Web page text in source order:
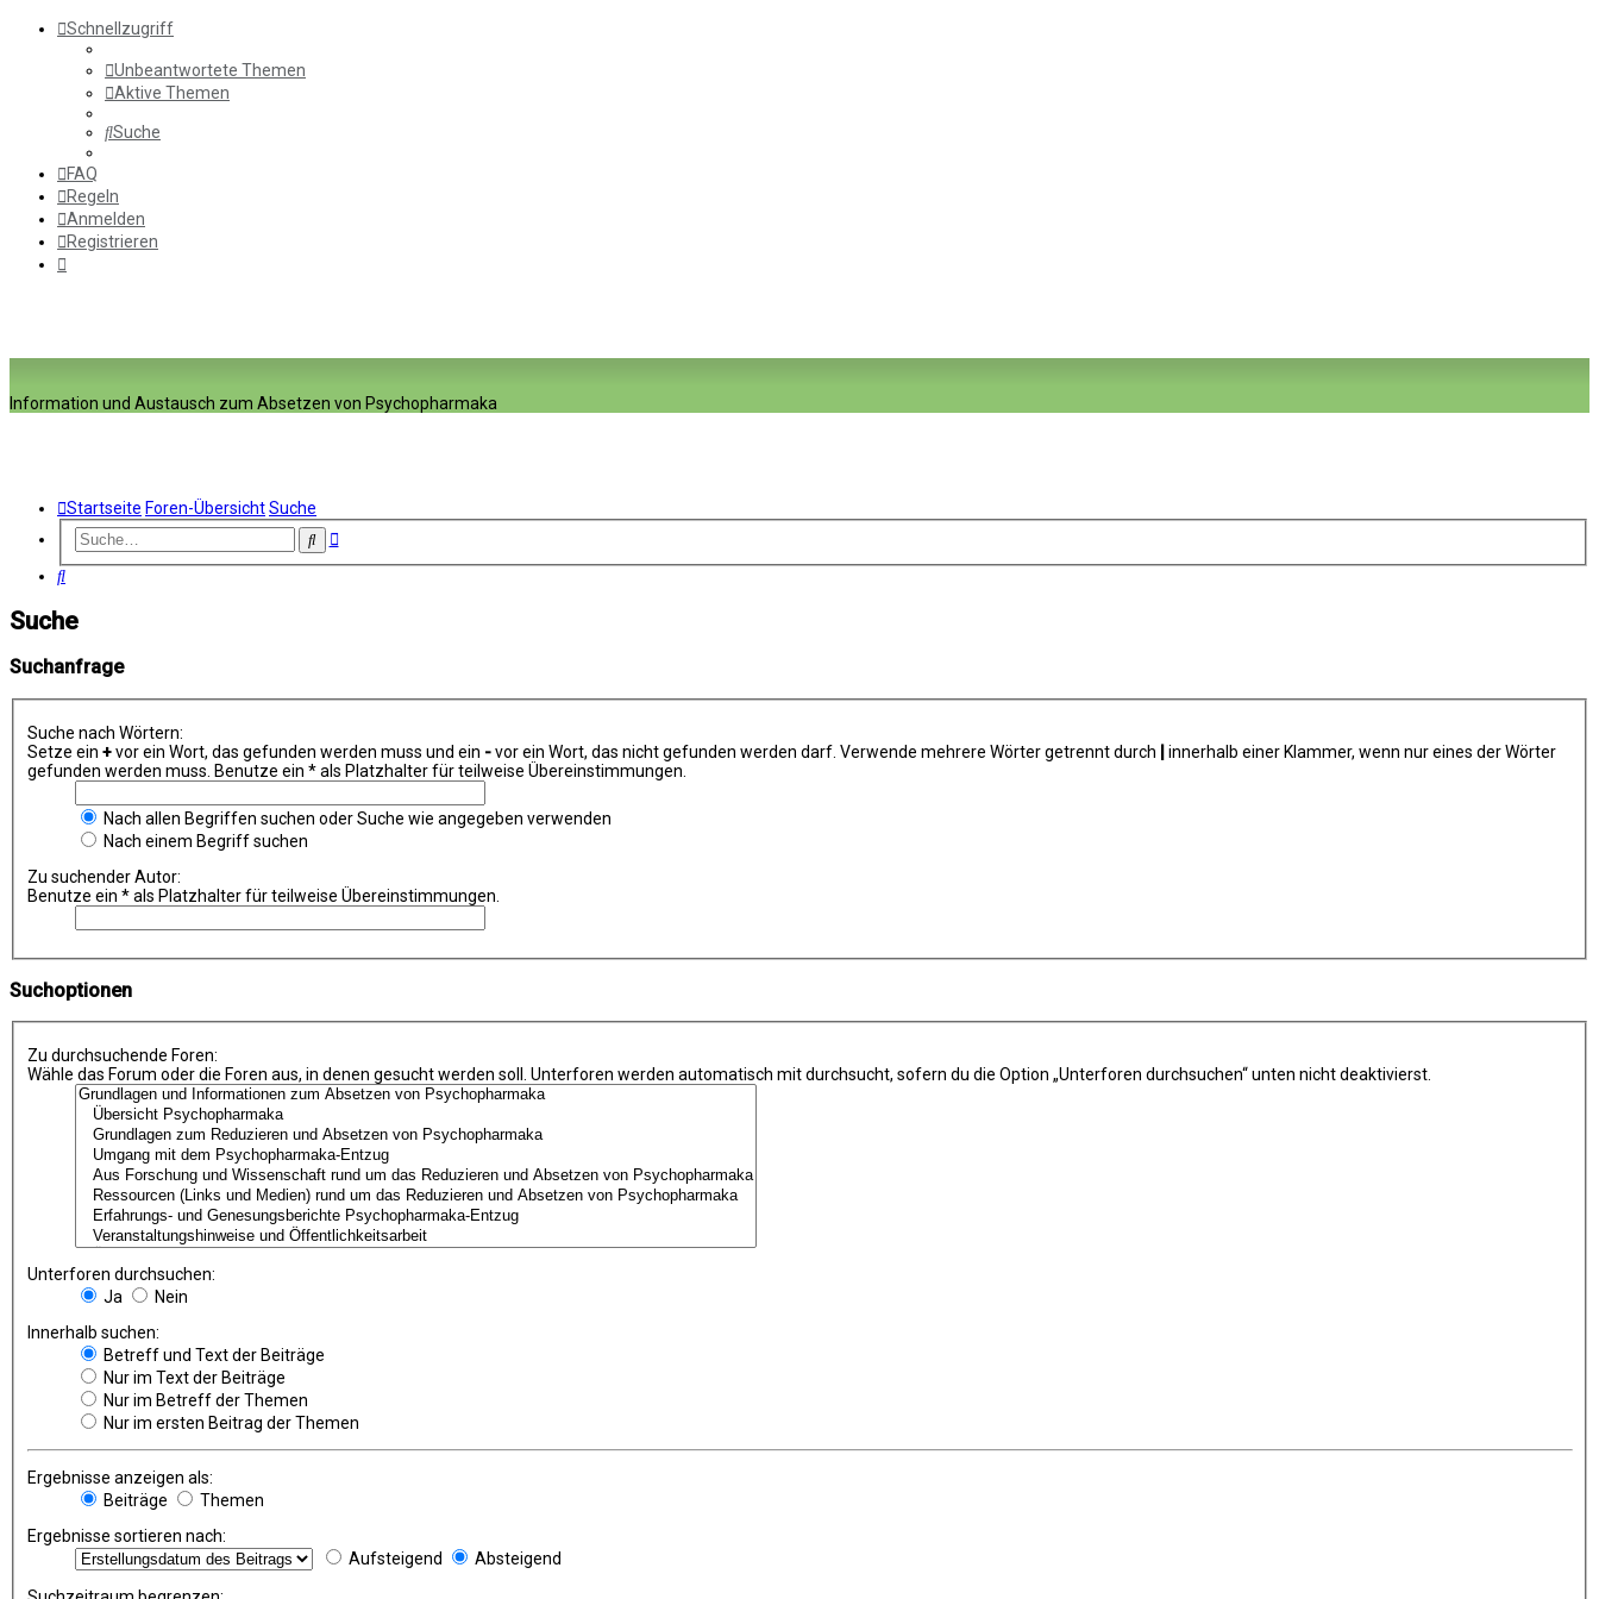
Schnellzugriff
Unbeantwortete Themen
Aktive Themen
Suche
FAQ
Regeln
Anmelden
Registrieren
Information und Austausch zum Absetzen von Psychopharmaka
Startseite Foren-ÜbersichtSuche
SucheErweiterte
Suche
Suche
Suchanfrage
Suche nach Wörtern:
Setze ein +vor ein Wort, das gefunden werden muss und ein -vor ein Wort, das nicht gefunden werden darf. Verwende mehrere Wörter getrennt durch
innerhalb einer Klammer, wenn nur eines der Wörter
gefunden werden muss. Benutze ein * als Platzhalter für teilweise Übereinstimmungen.
Nach allen Begriffen suchen oder Suche wie angegeben verwenden
Nach einem Begriff suchen
Zu suchender Autor:
Benutze ein * als Platzhalter für teilweise Übereinstimmungen.
Suchoptionen
Zu durchsuchende Foren:
Wähle das Forum oder die Foren aus, in denen gesucht werden soll. Unterforen werden automatisch mit durchsucht, sofern du die Option „Unterforen durchsuchen“ unten nicht deaktivierst.
Unterforen durchsuchen:
Ja
Nein
Innerhalb suchen:
Betreff und Text der Beiträge
Nur im Text der Beiträge
Nur im Betreff der Themen
Nur im ersten Beitrag der Themen
Ergebnisse anzeigen als:
Beiträge
Themen
Ergebnisse sortieren nach:
Aufsteigend
Absteigend